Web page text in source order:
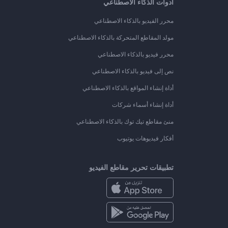
أدوات الذكاء الاصطناعي
محرر الفيديو بالذكاء الاصطناعي
مولد المقاطع المتحركة بالذكاء الاصطناعي
محرر فيديو بالذكاء الاصطناعي
نص إلى فيديو بالذكاء الاصطناعي
أداة إنشاء المواقع بالذكاء الاصطناعي
أداة إنشاء أسماء شركات
منئ مقاطع تيك توك بالذكاء الاصطناعي
أفكار فيديوهات يوتيوب
تطبيقات تحرير مقاطع الفيديو